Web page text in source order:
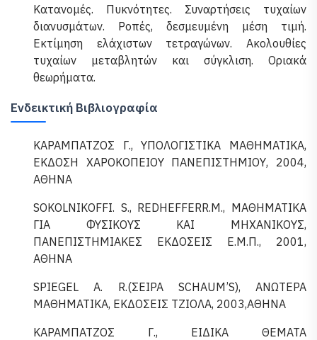
Κατανομές. Πυκνότητες. Συναρτήσεις τυχαίων
διανυσμάτων. Ροπές, δεσμευμένη μέση τιμή.
Εκτίμηση ελάχιστων τετραγώνων. Ακολουθίες
τυχαίων μεταβλητών και σύγκλιση. Οριακά
θεωρήματα.
Ενδεικτική Βιβλιογραφία
ΚΑΡΑΜΠΑΤΖΟΣ Γ., ΥΠΟΛΟΓΙΣΤΙΚΑ ΜΑΘΗΜΑΤΙΚΑ,
ΕΚΔΟΣΗ ΧΑΡΟΚΟΠΕΙΟΥ ΠΑΝΕΠΙΣΤΗΜΙΟΥ, 2004,
ΑΘΗΝΑ
SOKOLNIKOFFI. S., REDHEFFERR.M., ΜΑΘΗΜΑΤΙΚΑ
ΓΙΑ ΦΥΣΙΚΟΥΣ ΚΑΙ ΜΗΧΑΝΙΚΟΥΣ,
ΠΑΝΕΠΙΣΤΗΜΙΑΚΕΣ ΕΚΔΟΣΕΙΣ Ε.Μ.Π., 2001,
ΑΘΗΝΑ
SPIEGEL Α. R.(ΣΕΙΡΑ SCHAUM’S), ΑΝΩΤΕΡΑ
ΜΑΘΗΜΑΤΙΚΑ, ΕΚΔΟΣΕΙΣ ΤΖΙΟΛΑ, 2003,ΑΘΗΝΑ
ΚΑΡΑΜΠΑΤΖΟΣ Γ., ΕΙΔΙΚΑ ΘΕΜΑΤΑ